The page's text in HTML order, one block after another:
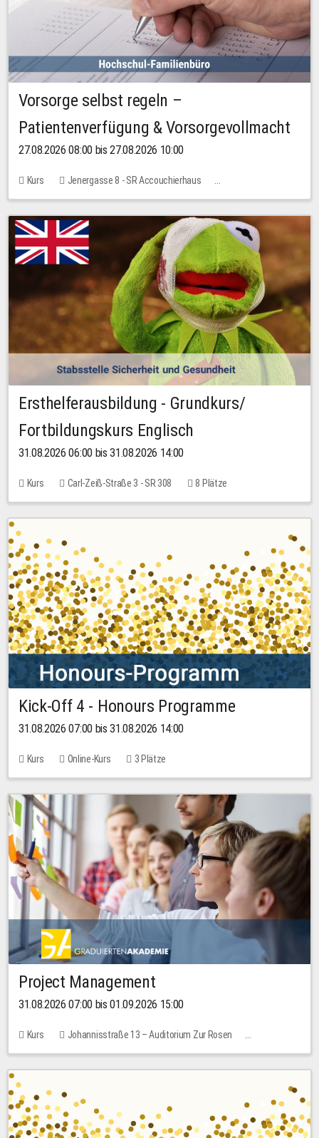
Vorsorge selbst regeln –
Patientenverfügung & Vorsorgevollmacht
27.08.2026 08:00 bis 27.08.2026 10:00
Kurs
Jenergasse 8 - SR Accouchierhaus
Keine freien Plätze
Ersthelferausbildung - Grundkurs/
Fortbildungskurs Englisch
31.08.2026 06:00 bis 31.08.2026 14:00
Kurs Carl-Zeiß-Straße 3 - SR 308 8 Plätze
Kick-Off 4 - Honours Programme
31.08.2026 07:00 bis 31.08.2026 14:00
Kurs Online-Kurs 3 Plätze
Project Management
31.08.2026 07:00 bis 01.09.2026 15:00
Kurs
Johannisstraße 13 – Auditorium Zur Rosen
Keine freien Plätze
30,00 EUR